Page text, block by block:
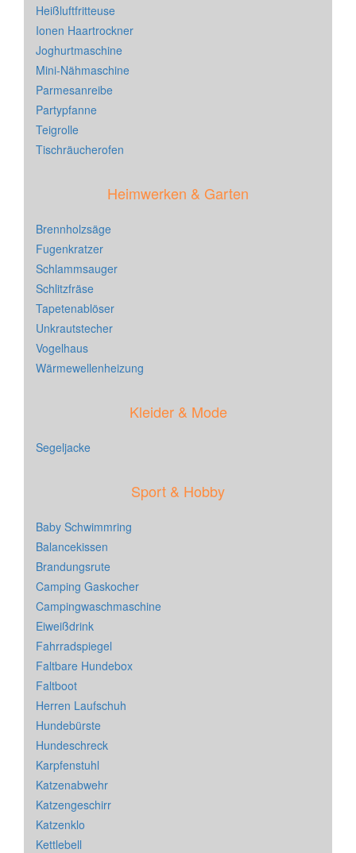
Heißluftfritteuse
Ionen Haartrockner
Joghurtmaschine
Mini-Nähmaschine
Parmesanreibe
Partypfanne
Teigrolle
Tischräucherofen
Heimwerken & Garten
Brennholzsäge
Fugenkratzer
Schlammsauger
Schlitzfräse
Tapetenablöser
Unkrautstecher
Vogelhaus
Wärmewellenheizung
Kleider & Mode
Segeljacke
Sport & Hobby
Baby Schwimmring
Balancekissen
Brandungsrute
Camping Gaskocher
Campingwaschmaschine
Eiweißdrink
Fahrradspiegel
Faltbare Hundebox
Faltboot
Herren Laufschuh
Hundebürste
Hundeschreck
Karpfenstuhl
Katzenabwehr
Katzengeschirr
Katzenklo
Kettlebell